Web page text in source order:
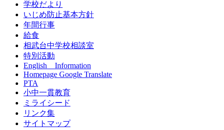
学校だより
いじめ防止基本方針
年間行事
給食
相武台中学校相談室
特別活動
English Information
Homepage Google Translate
PTA
小中一貫教育
ミライシード
リンク集
サイトマップ